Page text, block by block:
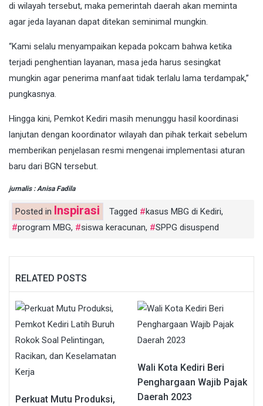
di wilayah tersebut, maka pemerintah daerah akan meminta
agar jeda layanan dapat ditekan seminimal mungkin.
“Kami selalu menyampaikan kepada pokcam bahwa ketika
terjadi penghentian layanan, masa jeda harus sesingkat
mungkin agar penerima manfaat tidak terlalu lama terdampak,”
pungkasnya.
Hingga kini, Pemkot Kediri masih menunggu hasil koordinasi
lanjutan dengan koordinator wilayah dan pihak terkait sebelum
memberikan penjelasan resmi mengenai implementasi aturan
baru dari BGN tersebut.
jurnalis : Anisa Fadila
Posted in Inspirasi Tagged kasus MBG di Kediri,
program MBG, siswa keracunan, SPPG disuspend
RELATED POSTS
Perkuat Mutu Produksi,
Wali Kota Kediri Beri
Penghargaan Wajib Pajak
Daerah 2023